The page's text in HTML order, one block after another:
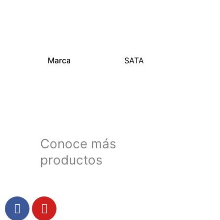
Marca SATA
Conoce más
productos
F
a
Y
o